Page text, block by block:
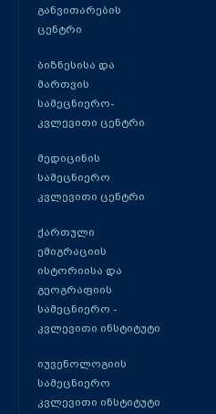
განვითარების
ცენტრი
ბიზნესისა და
მართვის
სამეცნიერო-
კვლევითი ცენტრი
მედიცინის
სამეცნიერო
კვლევითი ცენტრი
ქართული
ემიგრაციის
ისტორიისა და
გეოგრაფიის
სამეცნიერო -
კვლევითი ინსტიტუტი
იუვენოლოგიის
სამეცნიერო
კვლევითი ინსტიტუტი